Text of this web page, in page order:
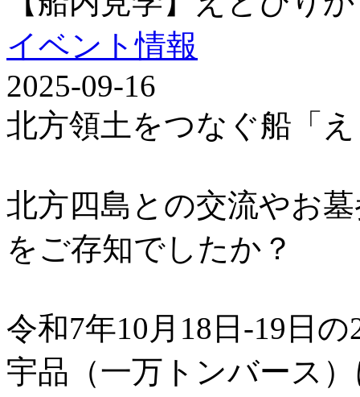
イベント情報
2025-09-16
北方領土をつなぐ船「
北方四島との交流やお
をご存知でしたか？
令和7年10月18日-19日の
宇品（一万トンバース